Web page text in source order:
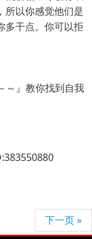
所以你感觉他们是
多干点。你可以拒
～』教你找到自我
下一页 »